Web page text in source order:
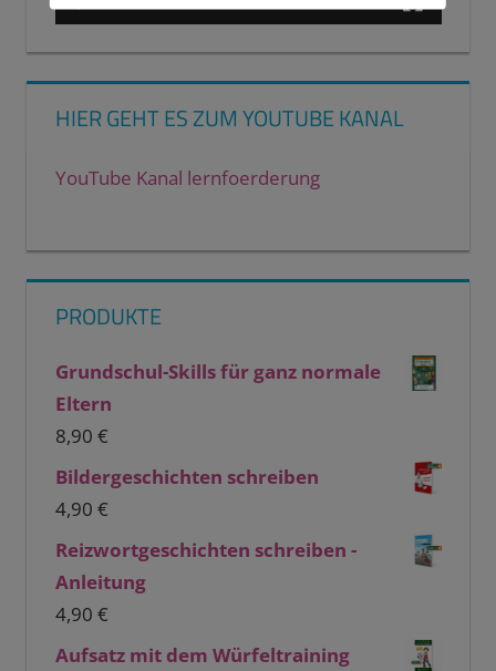
HIER GEHT ES ZUM YOUTUBE KANAL
YouTube Kanal lernfoerderung
PRODUKTE
Grundschul-Skills für ganz normale
Eltern
8,90 €
Bildergeschichten schreiben
4,90 €
Reizwortgeschichten schreiben -
Anleitung
4,90 €
Aufsatz mit dem Würfeltraining